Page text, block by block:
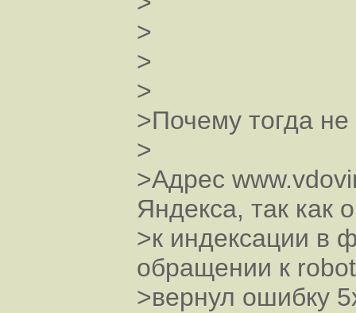
>
>
>
>Почему тогда
>
>Адрес
Яндекса, так как
>к индексации в
обращении к
>вернул ошибку